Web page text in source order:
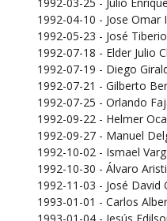
1992-04-10 - Jose Omar
1992-05-23 - José
1992-07-18 - Elder Julio
1992-07-19 - Diego
1992-07-21 - Gilberto
1992-07-25 - Orlando
1992-09-22 - Helmer
1992-09-27 - Manuel
1992-10-02 - Ismael
1992-10-30 - Álvaro
1992-11-03 - José David
1993-01-01 - Carlos